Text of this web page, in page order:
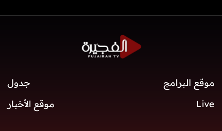
موقع البرامج
جدول
Live
موقع الأخبار